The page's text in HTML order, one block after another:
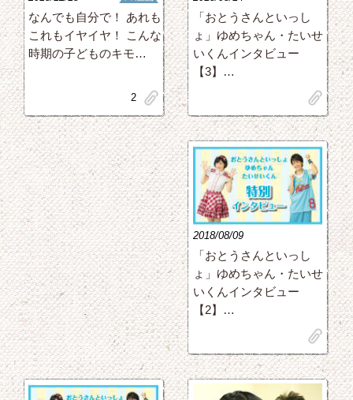
なんでも自分で！ あれも
これもイヤイヤ！ こんな
時期の子どものキモ…
clip
2
「おとうさんといっし
ょ」ゆめちゃん・たいせ
いくんインタビュー
【3】…
clip
2018/08/09
「おとうさんといっし
ょ」ゆめちゃん・たいせ
いくんインタビュー
【2】…
clip